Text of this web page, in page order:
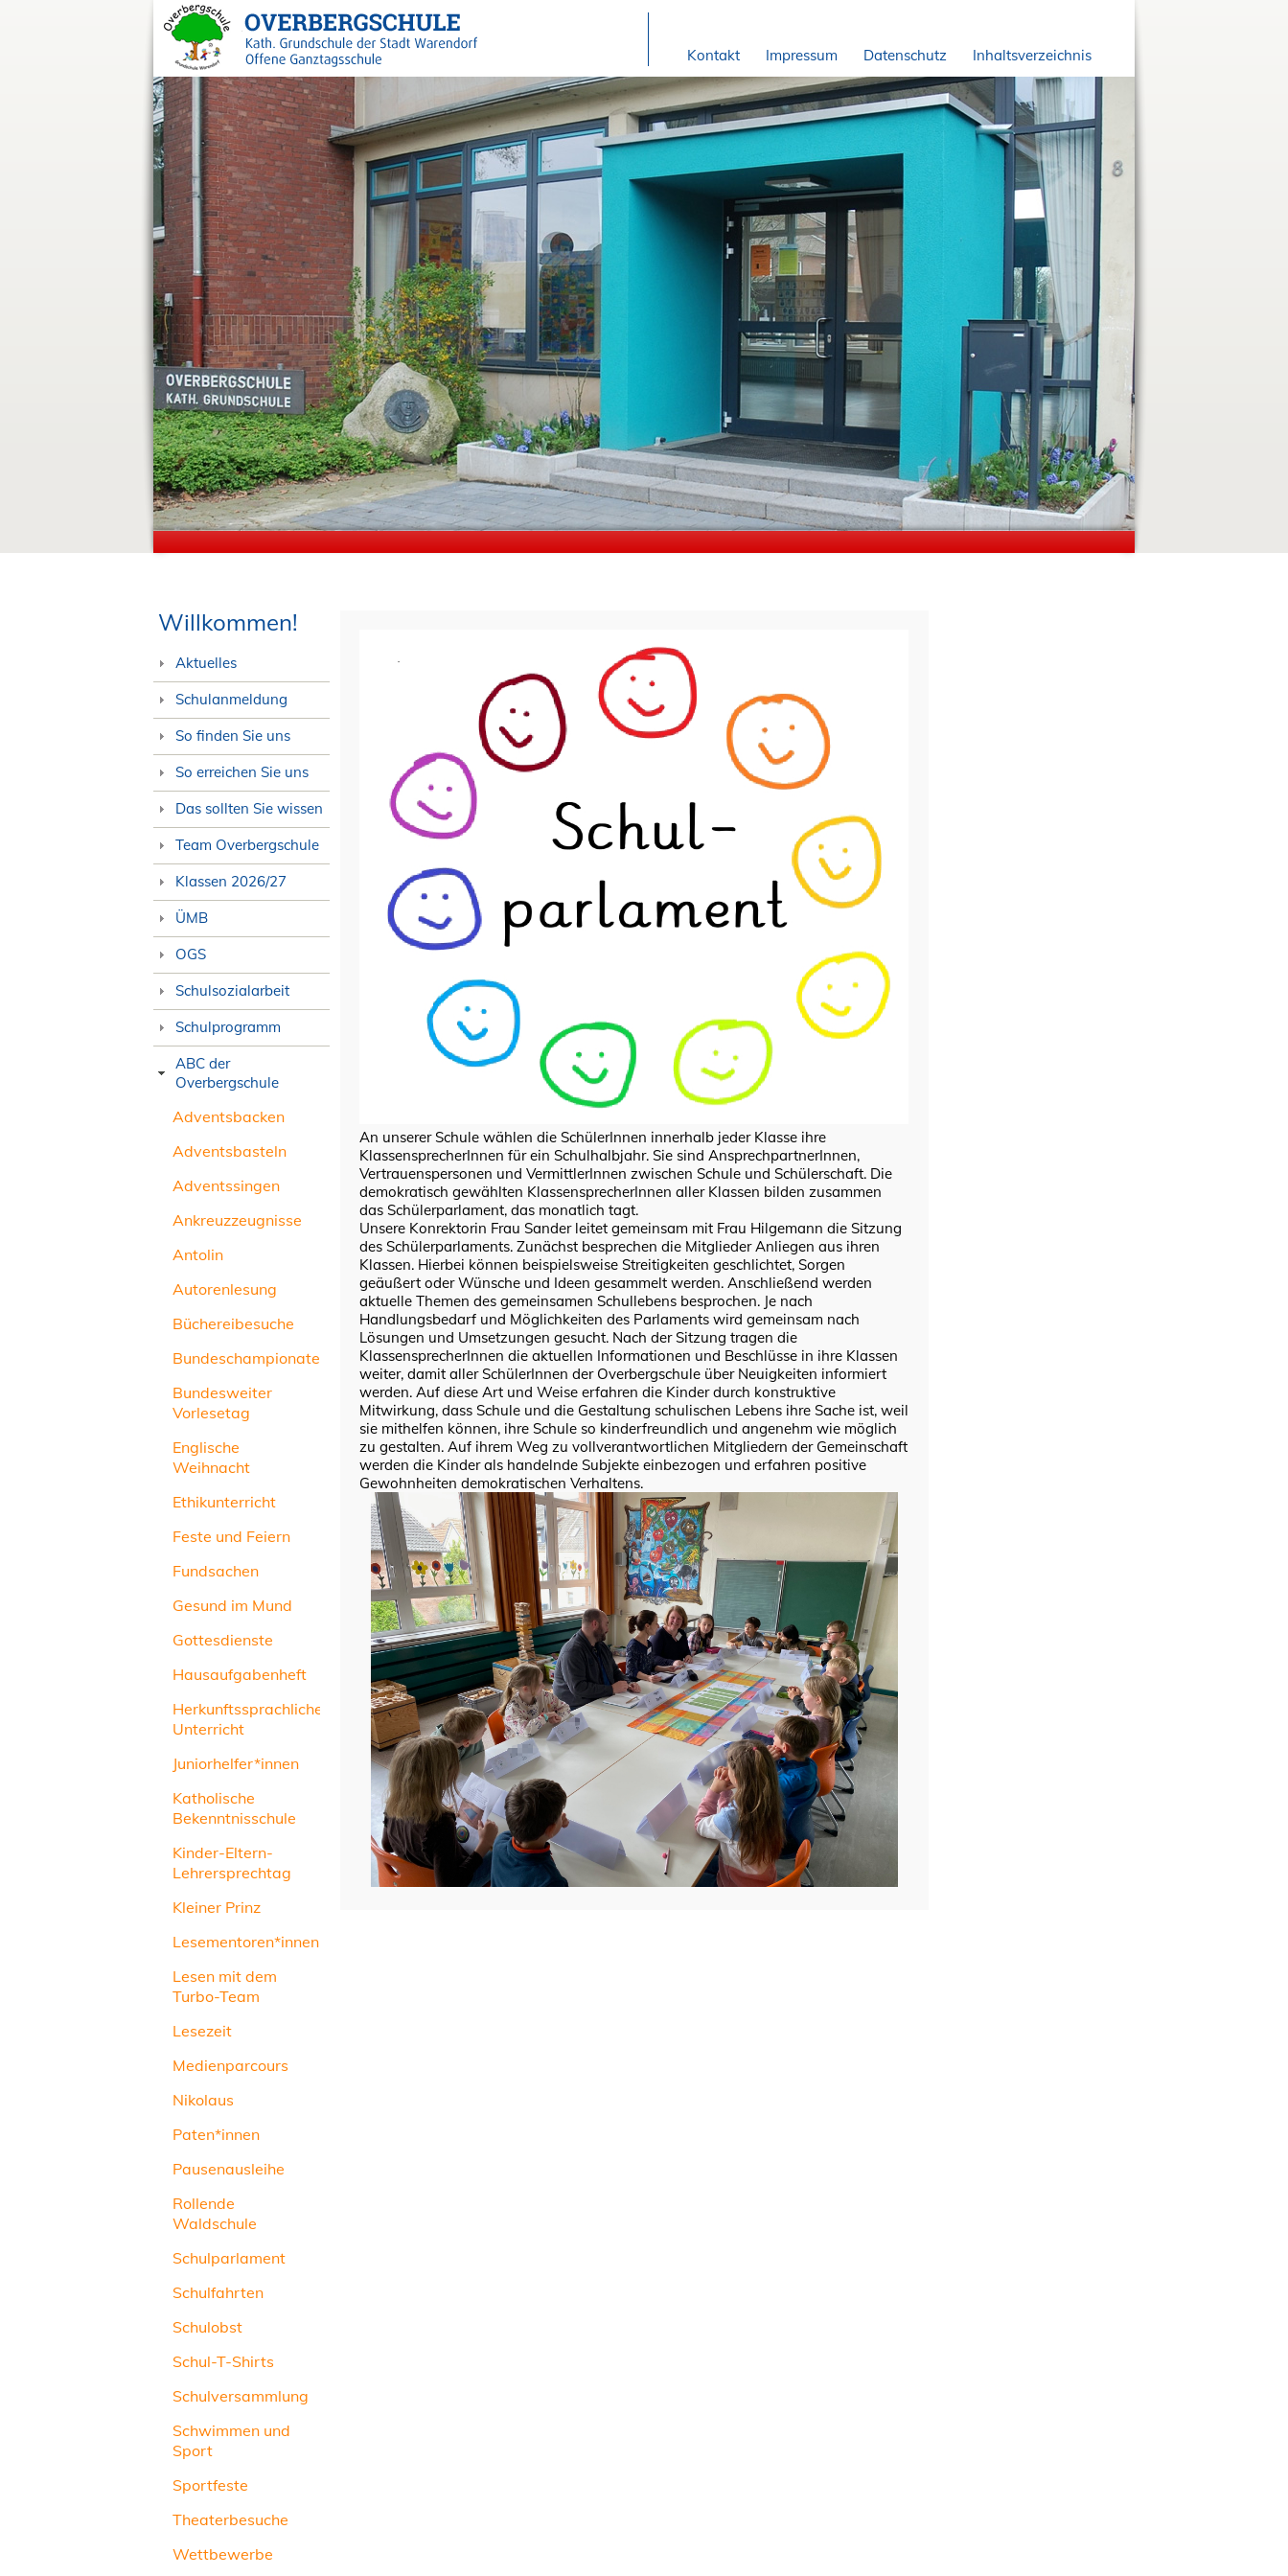
Kontakt Impressum Datenschutz Inhaltsverzeichnis
Willkommen!
Aktuelles
Schulanmeldung
So finden Sie uns
So erreichen Sie uns
Das sollten Sie wissen
Team Overbergschule
Klassen 2026/27
ÜMB
OGS
Schulsozialarbeit
Schulprogramm
ABC der
Overbergschule
Adventsbacken
Adventsbasteln
Adventssingen
Ankreuzzeugnisse
Antolin
Autorenlesung
Büchereibesuche
Bundeschampionate
Bundesweiter
Vorlesetag
Englische
Weihnacht
Ethikunterricht
Feste und Feiern
Fundsachen
Gesund im Mund
Gottesdienste
Hausaufgabenheft
Herkunftssprachlicher
Unterricht
Juniorhelfer*innen
Katholische
Bekenntnisschule
Kinder-Eltern-
Lehrersprechtag
Kleiner Prinz
Lesementoren*innen
Lesen mit dem
Turbo-Team
Lesezeit
Medienparcours
Nikolaus
Paten*innen
Pausenausleihe
Rollende
Waldschule
Schulparlament
Schulfahrten
Schulobst
Schul-T-Shirts
Schulversammlung
Schwimmen und
Sport
Sportfeste
Theaterbesuche
Wettbewerbe
An unserer Schule wählen die SchülerInnen innerhalb jeder Klasse ihre
KlassensprecherInnen für ein Schulhalbjahr. Sie sind AnsprechpartnerInnen,
Vertrauenspersonen und VermittlerInnen zwischen Schule und Schülerschaft. Die
demokratisch gewählten KlassensprecherInnen aller Klassen bilden zusammen
das Schülerparlament, das monatlich tagt.
Unsere Konrektorin Frau Sander leitet gemeinsam mit Frau Hilgemann die Sitzung
des Schülerparlaments. Zunächst besprechen die Mitglieder Anliegen aus ihren
Klassen. Hierbei können beispielsweise Streitigkeiten geschlichtet, Sorgen
geäußert oder Wünsche und Ideen gesammelt werden. Anschließend werden
aktuelle Themen des gemeinsamen Schullebens besprochen. Je nach
Handlungsbedarf und Möglichkeiten des Parlaments wird gemeinsam nach
Lösungen und Umsetzungen gesucht. Nach der Sitzung tragen die
KlassensprecherInnen die aktuellen Informationen und Beschlüsse in ihre Klassen
weiter, damit aller SchülerInnen der Overbergschule über Neuigkeiten informiert
werden. Auf diese Art und Weise erfahren die Kinder durch konstruktive
Mitwirkung, dass Schule und die Gestaltung schulischen Lebens ihre Sache ist, weil
sie mithelfen können, ihre Schule so kinderfreundlich und angenehm wie möglich
zu gestalten. Auf ihrem Weg zu vollverantwortlichen Mitgliedern der Gemeinschaft
werden die Kinder als handelnde Subjekte einbezogen und erfahren positive
Gewohnheiten demokratischen Verhaltens.